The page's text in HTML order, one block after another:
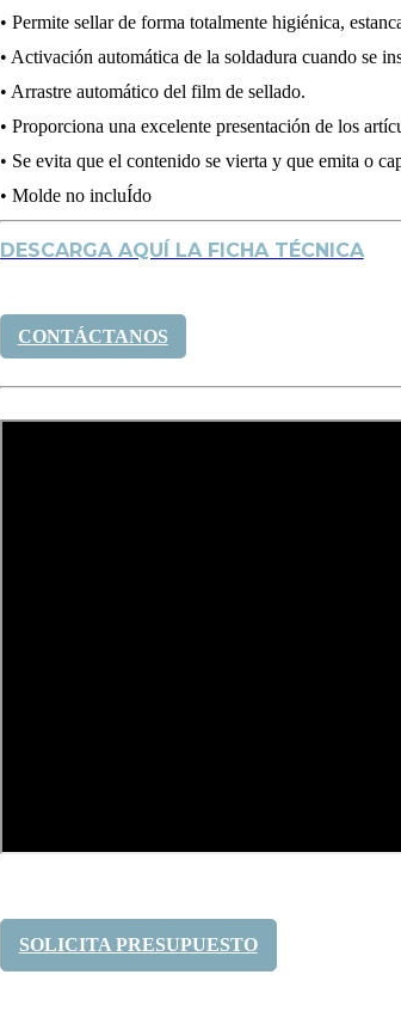
• Permite sellar de forma totalmente higiénica,
• Activación automática de la soldadura cuando se
• Arrastre automático del film de sellado.
• Proporciona una excelente presentación de los
• Se evita que el contenido se vierta y que emita o
• Molde no incluÍdo
DESCARGA AQUÍ LA FICHA TÉCNICA
CONTÁCTANOS
SOLICITA PRESUPUESTO